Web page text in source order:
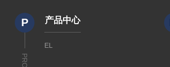
P 产品中心
EL